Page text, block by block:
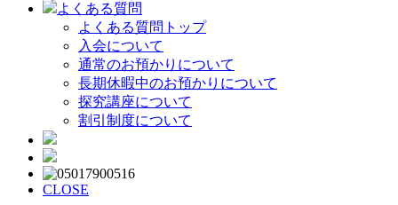
よくある質問
よくある質問トップ
入会について
通常のお預かりについて
長期休暇中のお預かりについて
探究講座について
割引制度について
CLOSE